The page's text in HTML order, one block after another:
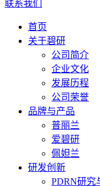
联系我们
首页
关于碧研
公司简介
企业文化
发展历程
公司荣誉
品牌与产品
普丽兰
爱碧研
佩妲兰
研发创新
PDRN研究